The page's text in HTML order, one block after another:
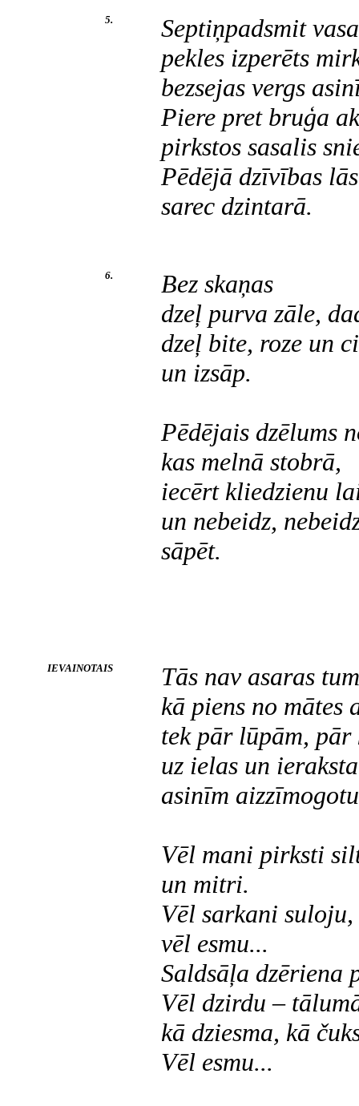
5.
Septiņpadsmit
pekles izperēts
bezsejas vergs
Piere pret bruģa
pirkstos sasalis
Pēdējā dzīvības
sarec dzintarā.
6.
Bez skaņas
dzeļ purva zāle,
dzeļ bite, roze un
un izsāp.
Pēdējais dzēlums
kas melnā stobrā,
iecērt kliedzienu
un nebeidz,
sāpēt.
IEVAINOTAIS
Tās nav asaras
kā piens no mātes
tek pār lūpām,
uz ielas un
asinīm
Vēl mani pirksti
un mitri.
Vēl sarkani suloju,
vēl esmu...
Saldsāļa dzēriena
Vēl dzirdu –
kā dziesma, kā
Vēl esmu...